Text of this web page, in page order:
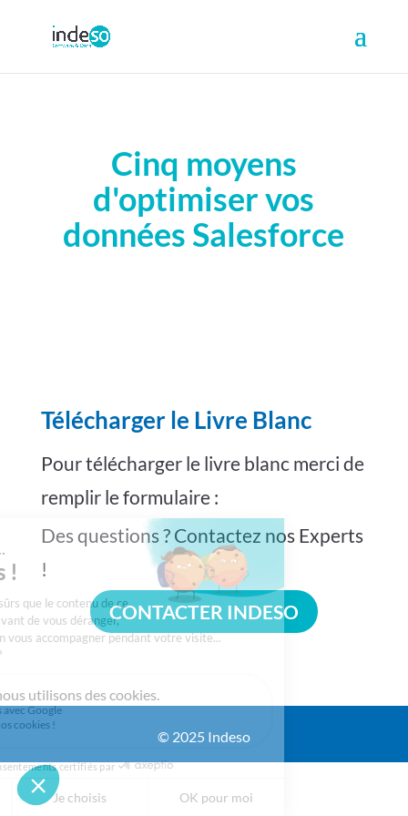
Cinq moyens
d'optimiser vos
données Salesforce
Télécharger le Livre Blanc
Pour télécharger le livre blanc merci de
remplir le formulaire :
Des questions ? Contactez nos Experts
!
CONTACTER INDESO
© 2025 Indeso